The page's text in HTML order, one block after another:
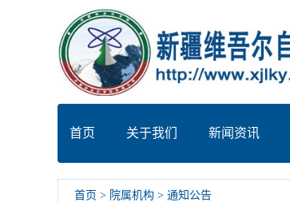
首页 关于我们 新闻资讯
首页 > 院属机构 > 通知公告